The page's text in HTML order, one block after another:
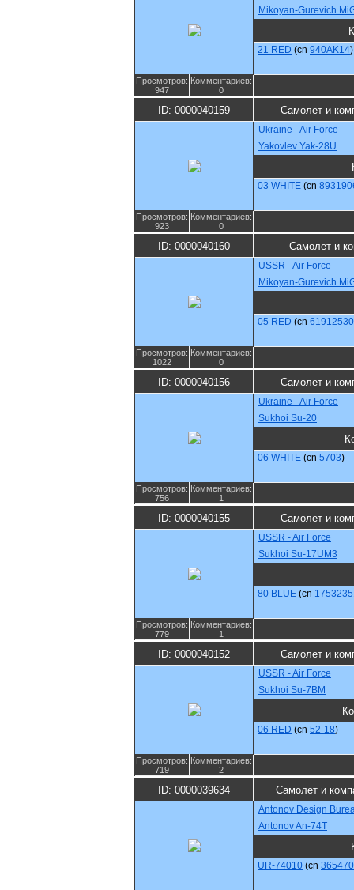
Mikoyan-Gurevich
21 RED (cn 940AK14)
Просмотров:
947
Комментариев:
0
ID: 0000040159 Самолет и
Ukraine - Air Force
Yakovlev Yak-28U
03 WHITE (cn
Просмотров:
923
Комментариев:
0
ID: 0000040160 Самолет и
USSR - Air Force
Mikoyan-Gurevich
05 RED (cn
Просмотров:
1022
Комментариев:
0
ID: 0000040156 Самолет и
Ukraine - Air Force
Sukhoi Su-20
06 WHITE (cn 5703)
Просмотров:
756
Комментариев:
1
ID: 0000040155 Самолет и
USSR - Air Force
Sukhoi Su-17UM3
80 BLUE (cn
Просмотров:
779
Комментариев:
1
ID: 0000040152 Самолет и
USSR - Air Force
Sukhoi Su-7BM
06 RED (cn 52-18)
Просмотров:
719
Комментариев:
2
ID: 0000039634 Самолет и
Antonov Design
Antonov An-74T
UR-74010 (cn